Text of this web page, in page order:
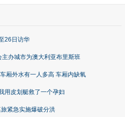
26日访华
办城市为澳大利亚布里斯班
厢外水有一人多高 车厢内缺氧
用皮划艇救了一个孕妇
紧急实施爆破分洪